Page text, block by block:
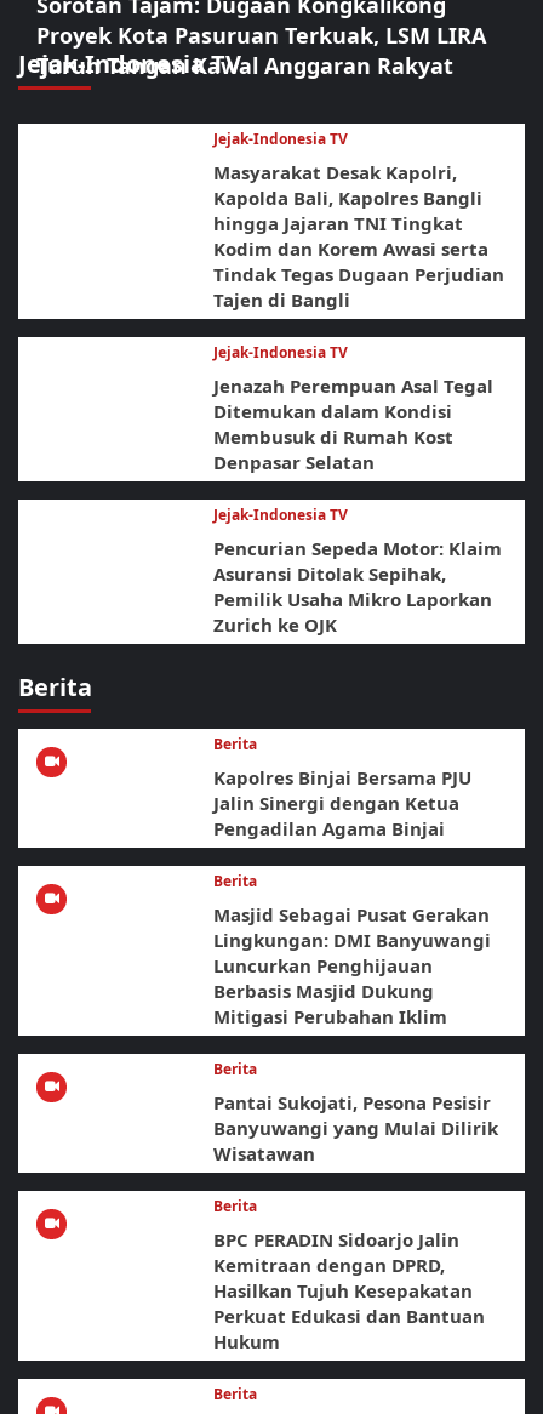
Jejak-Indonesia TV
Proyek Kota Pasuruan Terkuak, LSM LIRA
Turun Tangan Kawal Anggaran Rakyat
Jejak-Indonesia TV
Masyarakat Desak Kapolri,
Kapolda Bali, Kapolres Bangli
hingga Jajaran TNI Tingkat
Kodim dan Korem Awasi serta
Tindak Tegas Dugaan Perjudian
Tajen di Bangli
Jejak-Indonesia TV
Jenazah Perempuan Asal Tegal
Ditemukan dalam Kondisi
Membusuk di Rumah Kost
Denpasar Selatan
Jejak-Indonesia TV
Pencurian Sepeda Motor: Klaim
Asuransi Ditolak Sepihak,
Pemilik Usaha Mikro Laporkan
Zurich ke OJK
Berita
Berita
Kapolres Binjai Bersama PJU
Jalin Sinergi dengan Ketua
Pengadilan Agama Binjai
Berita
Masjid Sebagai Pusat Gerakan
Lingkungan: DMI Banyuwangi
Luncurkan Penghijauan
Berbasis Masjid Dukung
Mitigasi Perubahan Iklim
Berita
Pantai Sukojati, Pesona Pesisir
Banyuwangi yang Mulai Dilirik
Wisatawan
Berita
BPC PERADIN Sidoarjo Jalin
Kemitraan dengan DPRD,
Hasilkan Tujuh Kesepakatan
Perkuat Edukasi dan Bantuan
Hukum
Berita